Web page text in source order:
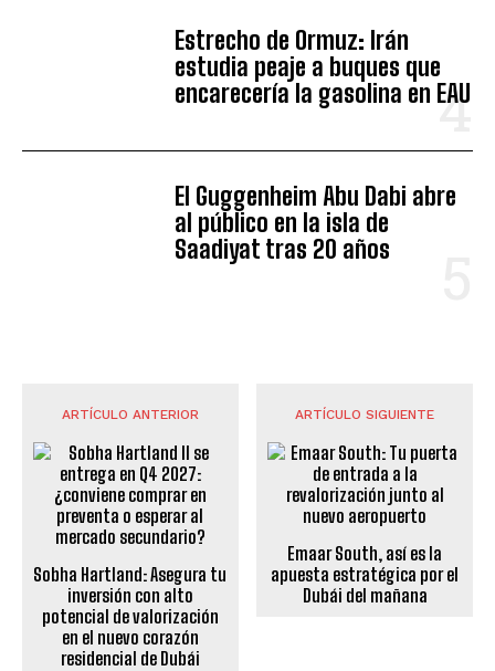
Estrecho de Ormuz: Irán
estudia peaje a buques que
encarecería la gasolina en EAU
El Guggenheim Abu Dabi abre
al público en la isla de
Saadiyat tras 20 años
ARTÍCULO ANTERIOR
Sobha Hartland: Asegura tu
inversión con alto
potencial de valorización
en el nuevo corazón
residencial de Dubái
ARTÍCULO SIGUIENTE
Emaar South, así es la
apuesta estratégica por el
Dubái del mañana